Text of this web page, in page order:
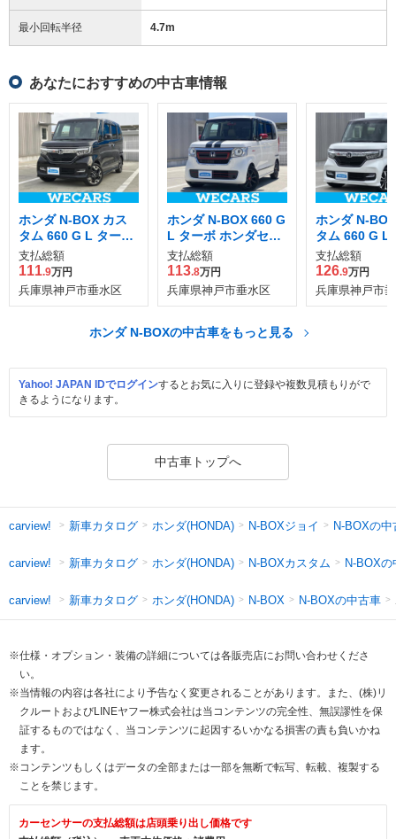
最小回転半径 4.7m
あなたにおすすめの中古車情報
ホンダ N-BOX カス
タム 660 G L ターボ
ホンダセンシング
支払総額
111.9万円
兵庫県神戸市垂水区
ホンダ N-BOX 660 G
L ターボ ホンダセン
シング
支払総額
113.8万円
兵庫県神戸市垂水区
ホンダ N-
タム 660 G L
センシング
支払総額
126.9万円
兵庫県神戸市
ホンダ N-BOXの中古車をもっと見る
Yahoo! JAPAN IDでログインするとお気に入りに登録や複数見積もりがで
きるようになります。
中古車トップへ
carview! 新車カタログ ホンダ(HONDA) N-BOXジョイ N-BOXの中
carview! 新車カタログ ホンダ(HONDA) N-BOXカスタム N-BOXの
carview! 新車カタログ ホンダ(HONDA) N-BOX N-BOXの中古車
※仕様・オプション・装備の詳細については各販売店にお問い合わせくださ
い。
※当情報の内容は各社により予告なく変更されることがあります。また、(株)リ
クルートおよびLINEヤフー株式会社は当コンテンツの完全性、無誤謬性を保
証するものではなく、当コンテンツに起因するいかなる損害の責も負いかね
ます。
※コンテンツもしくはデータの全部または一部を無断で転写、転載、複製する
ことを禁じます。
カーセンサーの支払総額は店頭乗り出し価格です